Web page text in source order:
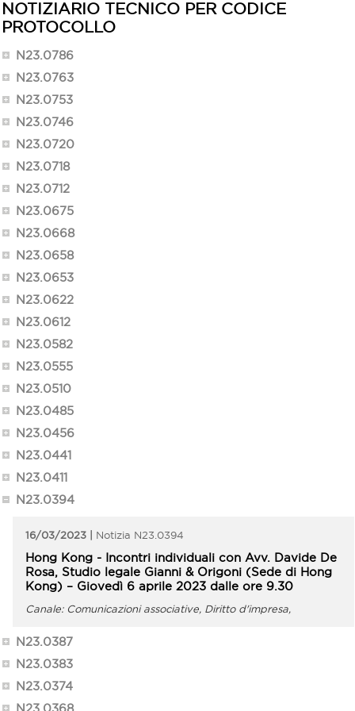
NOTIZIARIO TECNICO PER CODICE
PROTOCOLLO
N23.0786
N23.0763
N23.0753
N23.0746
N23.0720
N23.0718
N23.0712
N23.0675
N23.0668
N23.0658
N23.0653
N23.0622
N23.0612
N23.0582
N23.0555
N23.0510
N23.0485
N23.0456
N23.0441
N23.0411
N23.0394
16/03/2023 N23.0394
Hong Kong - Incontri individuali con Avv. Davide De
Rosa, Studio legale Gianni & Origoni (Sede di Hong
Kong) – Giovedì 6 aprile 2023 dalle ore 9.30
Comunicazioni associative, Diritto d'impresa,
N23.0387
N23.0383
N23.0374
N23.0368